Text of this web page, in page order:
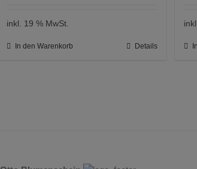
inkl. 19 % MwSt.
In den Warenkorb Details